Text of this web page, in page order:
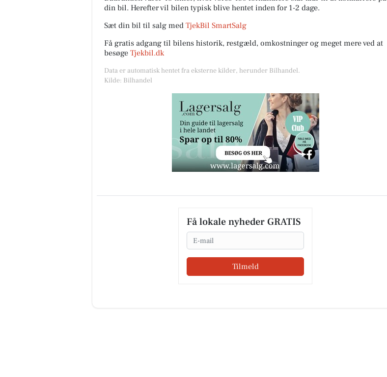
din bil. Herefter vil bilen typisk blive hentet inden for 1-2 dage.
Sæt din bil til salg med TjekBil SmartSalg
Få gratis adgang til bilens historik, restgæld, omkostninger og meget mere ved at
besøge Tjekbil.dk
Data er automatisk hentet fra eksterne kilder, herunder Bilhandel.
Kilde: Bilhandel
Få lokale nyheder GRATIS
Email
Tilmeld